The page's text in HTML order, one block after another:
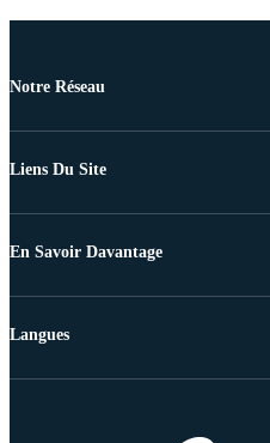
Notre Réseau
Liens Du Site
En Savoir Davantage
Langues